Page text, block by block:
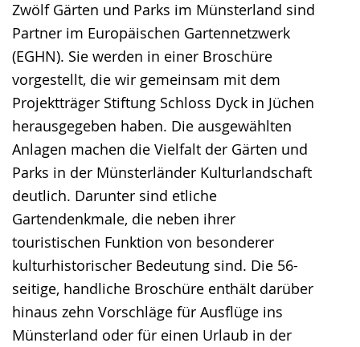
Zwölf Gärten und Parks im Münsterland sind
Partner im Europäischen Gartennetzwerk
(EGHN). Sie werden in einer Broschüre
vorgestellt, die wir gemeinsam mit dem
Projektträger Stiftung Schloss Dyck in Jüchen
herausgegeben haben. Die ausgewählten
Anlagen machen die Vielfalt der Gärten und
Parks in der Münsterländer Kulturlandschaft
deutlich. Darunter sind etliche
Gartendenkmale, die neben ihrer
touristischen Funktion von besonderer
kulturhistorischer Bedeutung sind. Die 56-
seitige, handliche Broschüre enthält darüber
hinaus zehn Vorschläge für Ausflüge ins
Münsterland oder für einen Urlaub in der